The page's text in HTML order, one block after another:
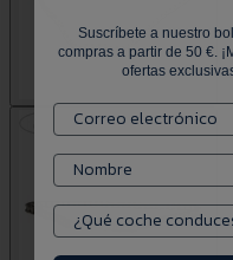
Suscríbete a nuestro
compras a partir de 50 €.
ofertas